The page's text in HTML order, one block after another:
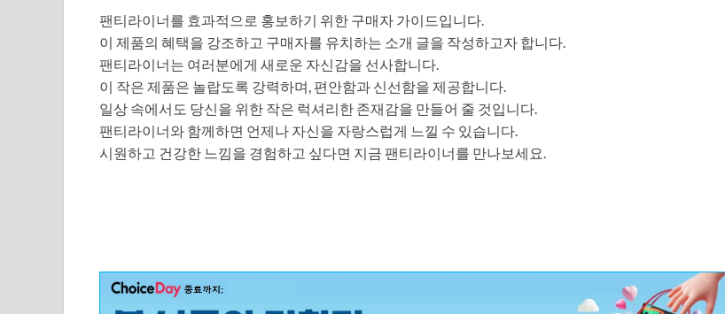
팬티라이너를 효과적으로 홍보하기 위한 구매자 가이드입니다.
이 제품의 혜택을 강조하고 구매자를 유치하는 소개 글을 작성하고자 합니다.
팬티라이너는 여러분에게 새로운 자신감을 선사합니다.
이 작은 제품은 놀랍도록 강력하며, 편안함과 신선함을 제공합니다.
일상 속에서도 당신을 위한 작은 럭셔리한 존재감을 만들어 줄 것입니다.
팬티라이너와 함께하면 언제나 자신을 자랑스럽게 느낄 수 있습니다.
시원하고 건강한 느낌을 경험하고 싶다면 지금 팬티라이너를 만나보세요.